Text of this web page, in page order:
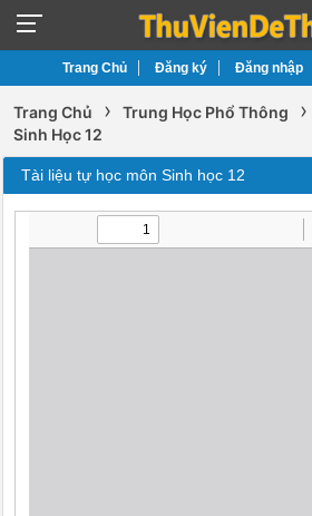
Trang Chủ Đăng ký Đăng nhập
Trang Chủ › Trung Học Phổ Thông ›
Sinh Học 12
Tài liệu tự học môn Sinh học 12